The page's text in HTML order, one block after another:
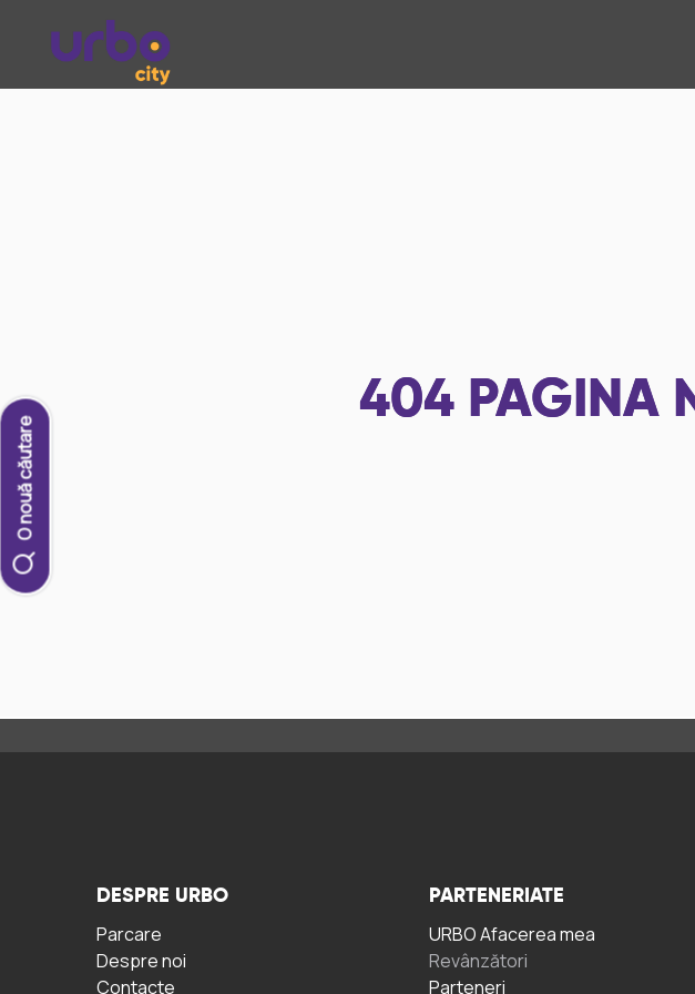
O nouă căutare
404 PAGINA
DESPRE URBO
Parcare
Despre noi
Contacte
PARTENERIATE
URBO Afacerea mea
Revânzători
Parteneri